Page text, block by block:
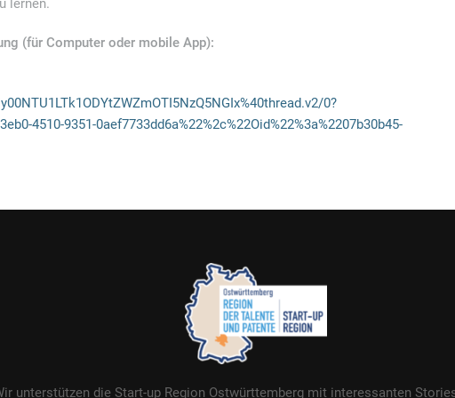
lernen.
(für Computer oder mobile App):
0?
4510-9351-0aef7733dd6a%22%2c%22Oid%22%3a%2207b30b45-
unterstützen die Start-up Region Ostwürttemberg mit interessanten